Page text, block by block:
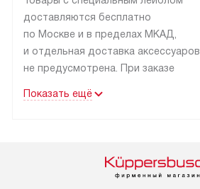
доставляются бесплатно
по Москве и в пределах МКАД,
и отдельная доставка аксессуаров
не предусмотрена. При заказе
рекомендуем обсудить
быть отправлены покупателю
Показать ещё